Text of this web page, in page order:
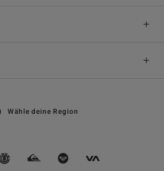
Wähle deine Region